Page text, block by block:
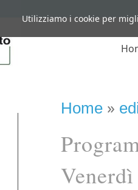
Home »
Utilizziamo i cookie per